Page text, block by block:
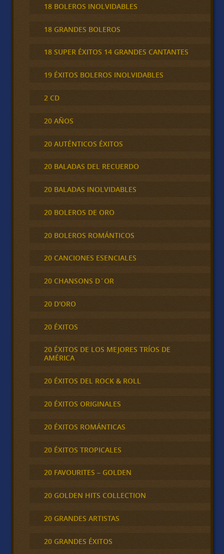
18 BOLEROS INOLVIDABLES
18 GRANDES BOLEROS
18 SUPER ÉXITOS 14 GRANDES CANTANTES
19 ÉXITOS BOLEROS INOLVIDABLES
2 CD
20 AÑOS
20 AUTÉNTICOS ÉXITOS
20 BALADAS DEL RECUERDO
20 BALADAS INOLVIDABLES
20 BOLEROS DE ORO
20 BOLEROS ROMÁNTICOS
20 CANCIONES ESENCIALES
20 CHANSONS D´OR
20 D'ORO
20 ÉXITOS
20 ÉXITOS DE LOS MEJORES TRÍOS DE
AMÉRICA
20 ÉXITOS DEL ROCK & ROLL
20 ÉXITOS ORIGINALES
20 ÉXITOS ROMÁNTICAS
20 ÉXITOS TROPICALES
20 FAVOURITES – GOLDEN
20 GOLDEN HITS COLLECTION
20 GRANDES ARTISTAS
20 GRANDES ÉXITOS